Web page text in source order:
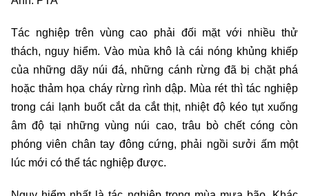
Tác nghiệp trên vùng cao phải đối mặt với nhiều thử
thách, nguy hiểm. Vào mùa khô là cái nóng khủng khiếp
của những dãy núi đá, những cánh rừng đã bị chặt phá
hoặc thảm họa cháy rừng rình dập. Mùa rét thì tác nghiệp
trong cái lạnh buốt cắt da cắt thịt, nhiệt độ kéo tụt xuống
âm độ tại những vùng núi cao, trâu bò chết cóng còn
phóng viên chân tay đông cứng, phải ngồi sưởi ấm một
lúc mới có thể tác nghiệp được.